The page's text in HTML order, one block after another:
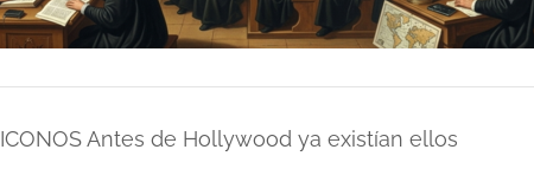
ICONOS Antes de Hollywood ya existían ellos